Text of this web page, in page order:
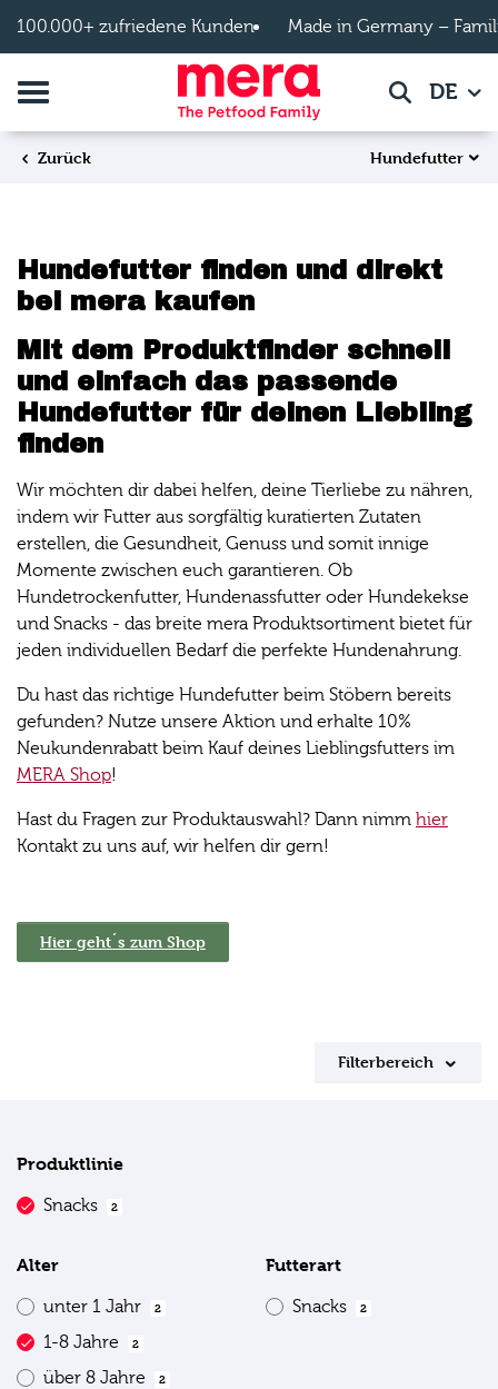
100.000+ zufriedene Kunden Made in Germany –
Navigation umschalten SucheDE
Zurück Hundefutter
Hundefutter finden und direkt
bei mera kaufen
Mit dem Produktfinder schnell
und einfach das passende
Hundefutter für deinen Liebling
finden
Wir möchten dir dabei helfen, deine Tierliebe zu nähren,
indem wir Futter aus sorgfältig kuratierten Zutaten
erstellen, die Gesundheit, Genuss und somit innige
Momente zwischen euch garantieren. Ob
Hundetrockenfutter, Hundenassfutter oder Hundekekse
und Snacks - das breite mera Produktsortiment bietet für
jeden individuellen Bedarf die perfekte Hundenahrung.
Du hast das richtige Hundefutter beim Stöbern bereits
gefunden? Nutze unsere Aktion und erhalte 10%
Neukundenrabatt beim Kauf deines Lieblingsfutters im
MERA Shop!
Hast du Fragen zur Produktauswahl? Dann nimm hier
Kontakt zu uns auf, wir helfen dir gern!
Hier geht´s zum Shop
Filterbereich
Produktlinie
Snacks 2
Alter
unter 1 Jahr 2
1-8 Jahre 2
über 8 Jahre 2
Futterart
Snacks 2